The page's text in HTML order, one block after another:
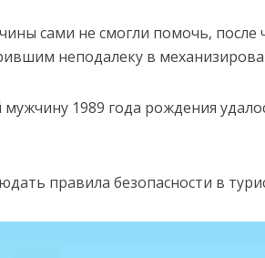
сами не смогли помочь, после
неподалеку в
мужчину 1989 года рождения
правила безопасности в